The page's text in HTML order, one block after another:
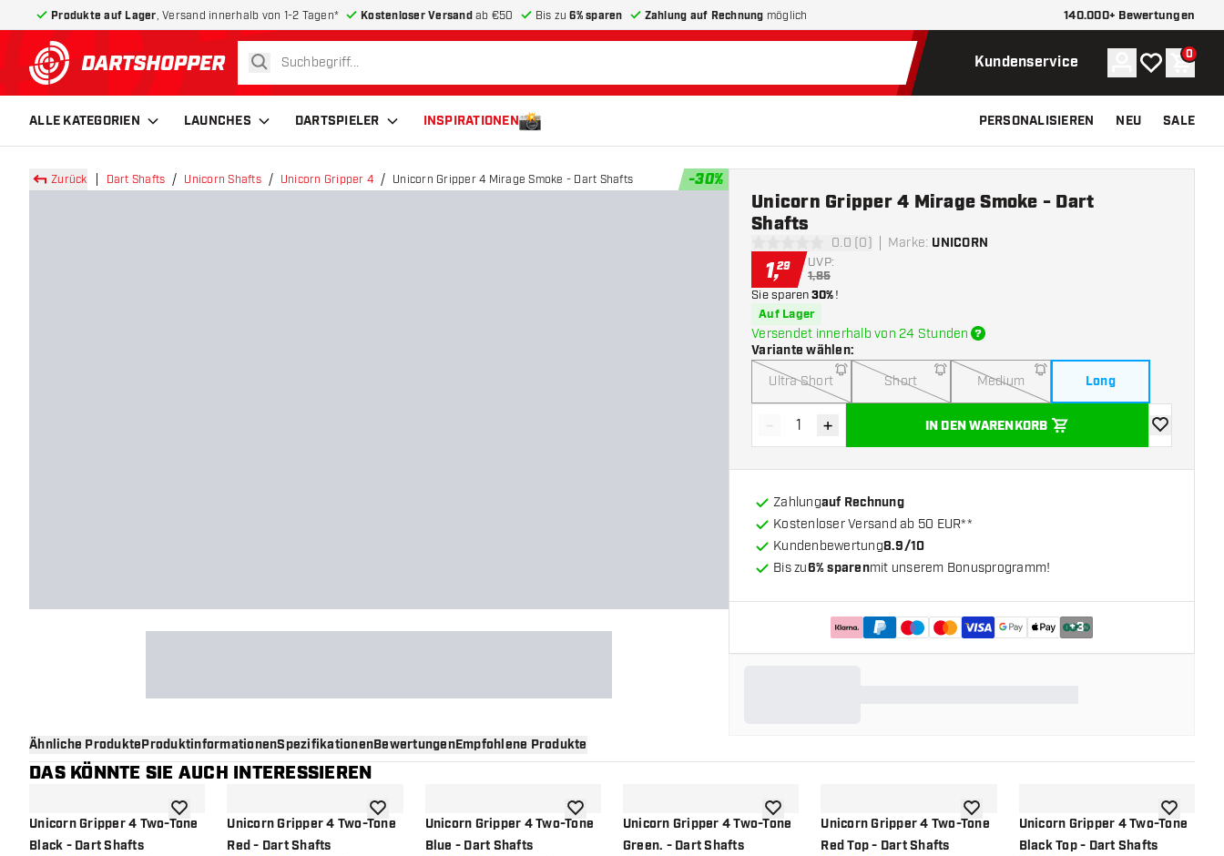
Produkte auf Lager , Versand innerhalb von 1-2 Tagen* Kostenloser Versandab €50 Bis zu6% sparen Zahlung auf Rechnung möglich 140.000+ Bewertungen
zurück zur Startseite
suchen Kundenservice Konto
Meine 0
ALLE KATEGORIEN LAUNCHES DARTSPIELER INSPIRATIONEN PERSONALISIEREN NEU SALE
Zurück Dart Shafts Unicorn Shafts Unicorn Gripper 4 Unicorn Gripper 4 Mirage Smoke - Dart Shafts -30%
0 Bewertungssterne
0.0 (0) Marke: UNICORN
Unicorn Gripper 4 Mirage Smoke - Dart
Shafts
1,29 UVP:
1,85
Sie sparen30%!
Auf Lager
Versendet innerhalb von 24 Stunden
Variante wählen:
Ultra Short Short Medium Long
Menge verringern
- Menge erhöhen
+ IN DEN WARENKORB
Zur
Zahlungauf Rechnung
Kostenloser Versand ab 50 EUR**
Kundenbewertung8.9/10
Bis zu6% sparenmit unserem Bonusprogramm!
+3
Ähnliche ProdukteProduktinformationenSpezifikationenBewertungenEmpfohlene Produkte
DAS KÖNNTE SIE AUCH INTERESSIEREN
Unicorn Gripper 4 Two-Tone
Black - Dart Shafts
Zur Wunschliste hinzufügen
Unicorn Gripper 4 Two-Tone
Red - Dart Shafts
Zur Wunschliste hinzufügen
Unicorn Gripper 4 Two-Tone
Blue - Dart Shafts
Zur Wunschliste hinzufügen
Unicorn Gripper 4 Two-Tone
Green. - Dart Shafts
Zur Wunschliste hinzufügen
Unicorn Gripper 4 Two-Tone
Red Top - Dart Shafts
Zur Wunschliste hinzufügen
Unicorn Gripper 4 Two-Tone
Black Top - Dart Shafts
Zur